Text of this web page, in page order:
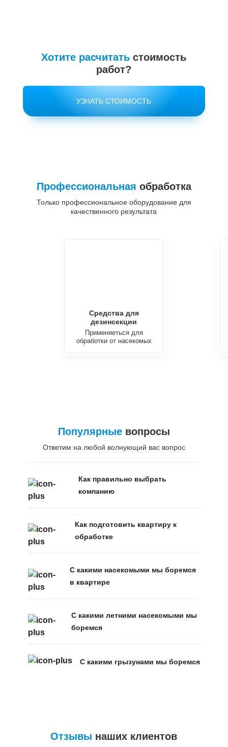
Хотите расчитать стоимость
работ?
УЗНАТЬ СТОИМОСТЬ
Профессиональная обработка
Только профессиональное оборудование для
качественного результата
Средства для
дезинсекции
Применяеться для
обработки от насекомых
Популярныевопросы
Ответим на любой волнующий вас вопрос
Как правильно выбрать
компанию
Как подготовить квартиру к
обработке
С какими насекомыми мы боремся
в квартире
С какими летними насекомыми мы
боремся
С какими грызунами мы боремся
Отзывы наших клиентов